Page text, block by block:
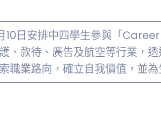
日安排中四學生參與「
、款待、廣告及航空等行業，
職業路向，確立自我價值，並